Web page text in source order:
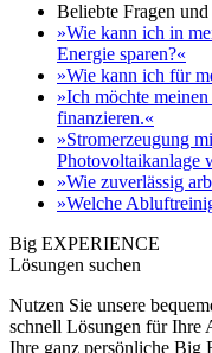
Beliebte Fragen
»Wie kann ich in
Energie sparen?«
»Wie kann ich für
»Ich möchte
finanzieren.«
»Stromerzeugung
Photovoltaikanlage
»Wie zuverlässig
»Welche
Big EXPERIENCE
Lösungen suchen
Nutzen Sie unsere
schnell Lösungen für Ihre
Ihre ganz persönliche Big